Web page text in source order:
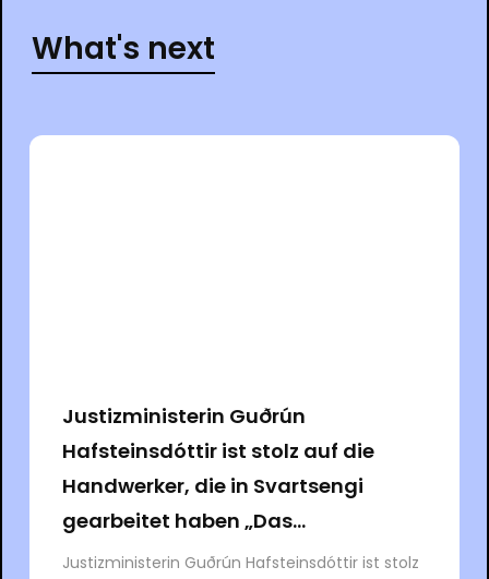
What's next
Justizministerin Guðrún
Hafsteinsdóttir ist stolz auf die
Handwerker, die in Svartsengi
gearbeitet haben „Das...
Justizministerin Guðrún Hafsteinsdóttir ist stolz